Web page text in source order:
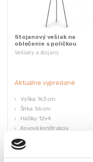
Vešiaky a stojany
Stojanový vešiak na
oblečenie s poličkou
Aktuálne vypredané
Výška: 163 cm
Šírka: 56 cm
Háčiky: 12+4
Kovová konštrukcia
Plastové nožičky
29,40€
46,20